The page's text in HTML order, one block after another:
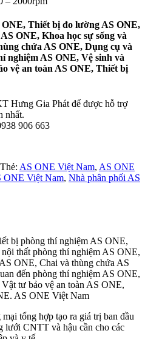
Thiết bị đo lường AS ONE,
ONE, Khoa học sự sống và
chứa AS ONE, Dụng cụ và
nghiệm AS ONE, Vệ sinh và
vệ an toàn AS ONE, Thiết bị
Hưng Gia Phát để được hỗ trợ
nhất.
906 663
Thẻ: AS ONE Việt Nam, AS ONE
ONE Việt Nam, Nhà phân phối AS
bị phòng thí nghiệm AS ONE,
thất phòng thí nghiệm AS ONE,
ONE, Chai và thùng chứa AS
đến phòng thí nghiệm AS ONE,
tư bảo vệ an toàn AS ONE,
AS ONE Việt Nam
tổng hợp tạo ra giá trị ban đầu
lưới CNTT và hậu cần cho các